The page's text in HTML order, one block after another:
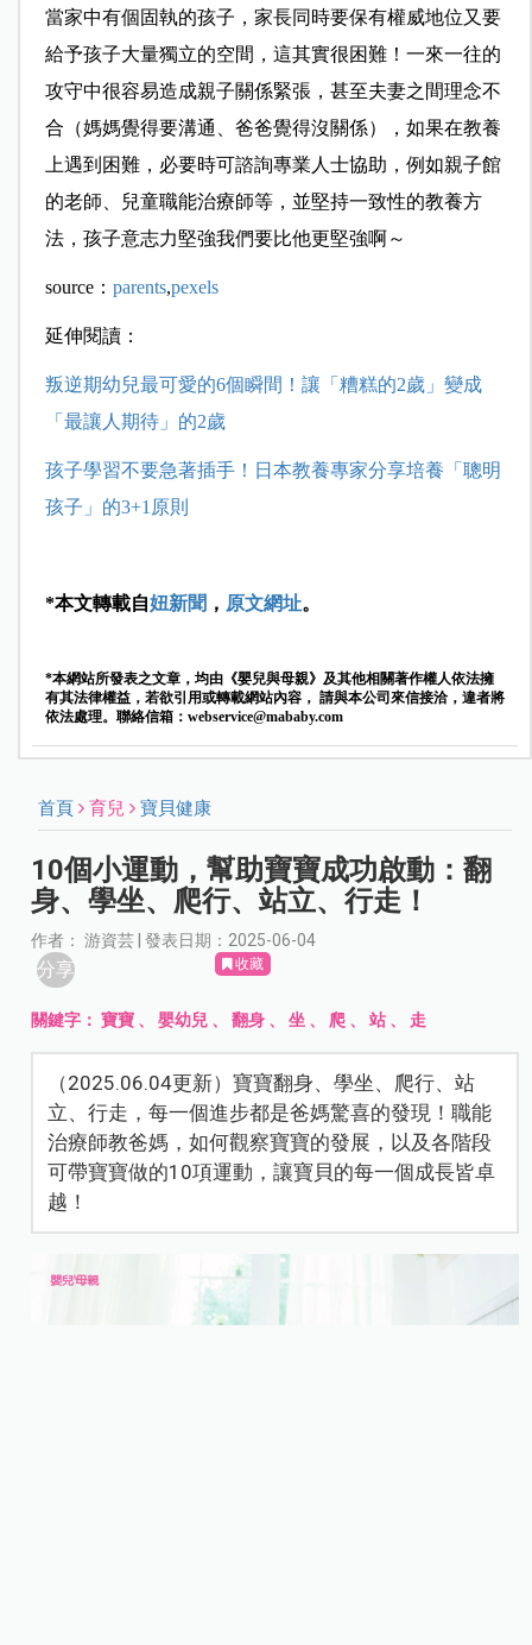
當家中有個固執的孩子，家長同時要保有權威地位又要
給予孩子大量獨立的空間，這其實很困難！一來一往的
攻守中很容易造成親子關係緊張，甚至夫妻之間理念不
合（媽媽覺得要溝通、爸爸覺得沒關係），如果在教養
上遇到困難，必要時可諮詢專業人士協助，例如親子館
的老師、兒童職能治療師等，並堅持一致性的教養方
法，孩子意志力堅強我們要比他更堅強啊～
source： parents,pexels
延伸閱讀：
叛逆期幼兒最可愛的6個瞬間！讓「糟糕的2歲」變成
「最讓人期待」的2歲
孩子學習不要急著插手！日本教養專家分享培養「聰明
孩子」的3+1原則
*本文轉載自妞新聞 ， 原文網址。
*本網站所發表之文章，均由《嬰兒與母親》及其他相關著作權人依法擁
有其法律權益，若欲引用或轉載網站內容， 請與本公司來信接洽，違者將
依法處理。聯絡信箱： webservice@mababy.com
首頁 育兒 寶貝健康
10個小運動，幫助寶寶成功啟動：翻
身、學坐、爬行、站立、行走！
作者： 游資芸 | 發表日期：2025-06-04
分享 收藏
關鍵字：寶寶 、嬰幼兒 、翻身 、坐 、 爬 、站 、 走
（2025.06.04更新）寶寶翻身、學坐、爬行、站
立、行走，每一個進步都是爸媽驚喜的發現！職能
治療師教爸媽，如何觀察寶寶的發展，以及各階段
可帶寶寶做的10項運動，讓寶貝的每一個成長皆卓
越！